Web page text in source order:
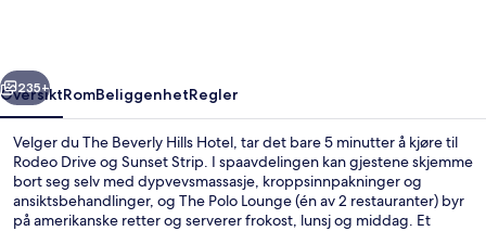
Neste
235+
OversiktRomBeliggenhetRegler
Velger du The Beverly Hills Hotel, tar det bare 5 minutter å kjøre til
Rodeo Drive og Sunset Strip. I spaavdelingen kan gjestene skjemme
bort seg selv med dypvevsmassasje, kroppsinnpakninger og
ansiktsbehandlinger, og The Polo Lounge (én av 2 restauranter) byr
på amerikanske retter og serverer frokost, lunsj og middag. Et